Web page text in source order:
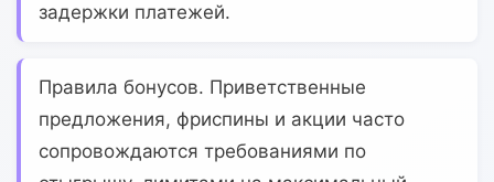
задержки платежей.
Правила бонусов. Приветственные
предложения, фриспины и акции часто
сопровождаются требованиями по